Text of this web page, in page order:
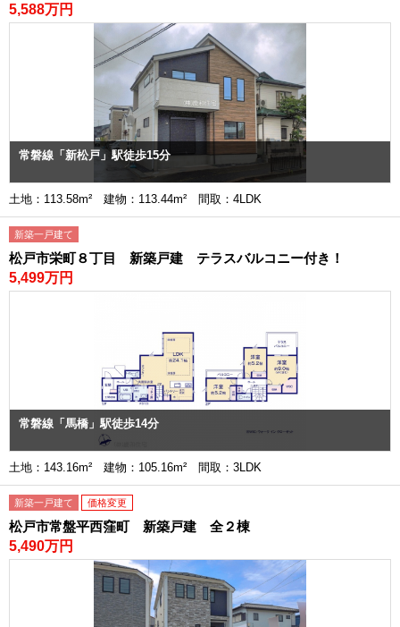
5,588万円
常磐線「新松戸」駅徒歩15分
土地：113.58m² 建物：113.44m² 間取：4LDK
新築一戸建て
松戸市栄町８丁目 新築戸建 テラスバルコニー付き！
5,499万円
常磐線「馬橋」駅徒歩14分
土地：143.16m² 建物：105.16m² 間取：3LDK
新築一戸建て 価格変更
松戸市常盤平西窪町 新築戸建 全２棟
5,490万円